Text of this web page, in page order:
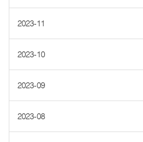
2023-11
2023-10
2023-09
2023-08